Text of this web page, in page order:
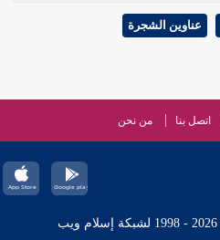
عناوين الشجرة
اتصل بنا من نحن